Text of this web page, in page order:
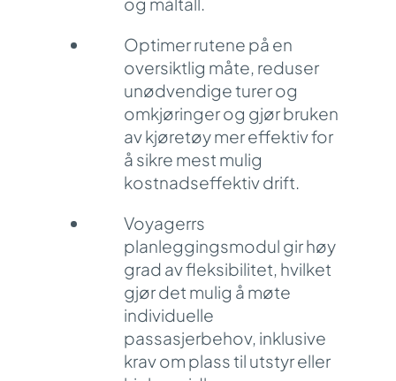
Optimer rutene på en
oversiktlig måte, reduser
unødvendige turer og
omkjøringer og gjør bruken
av kjøretøy mer effektiv for
å sikre mest mulig
kostnadseffektiv drift.
Voyagerrs
planleggingsmodul gir høy
grad av fleksibilitet, hvilket
gjør det mulig å møte
individuelle
passasjerbehov, inklusive
krav om plass til utstyr eller